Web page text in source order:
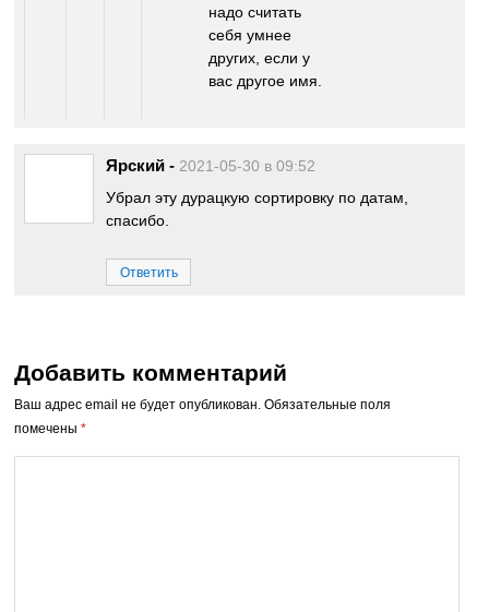
надо считать
себя умнее
других, если у
вас другое имя.
Ярский - 2021-05-30 в 09:52
Убрал эту дурацкую сортировку по датам,
спасибо.
Ответить
Добавить комментарий
Ваш адрес email не будет опубликован. Обязательные поля
помечены*